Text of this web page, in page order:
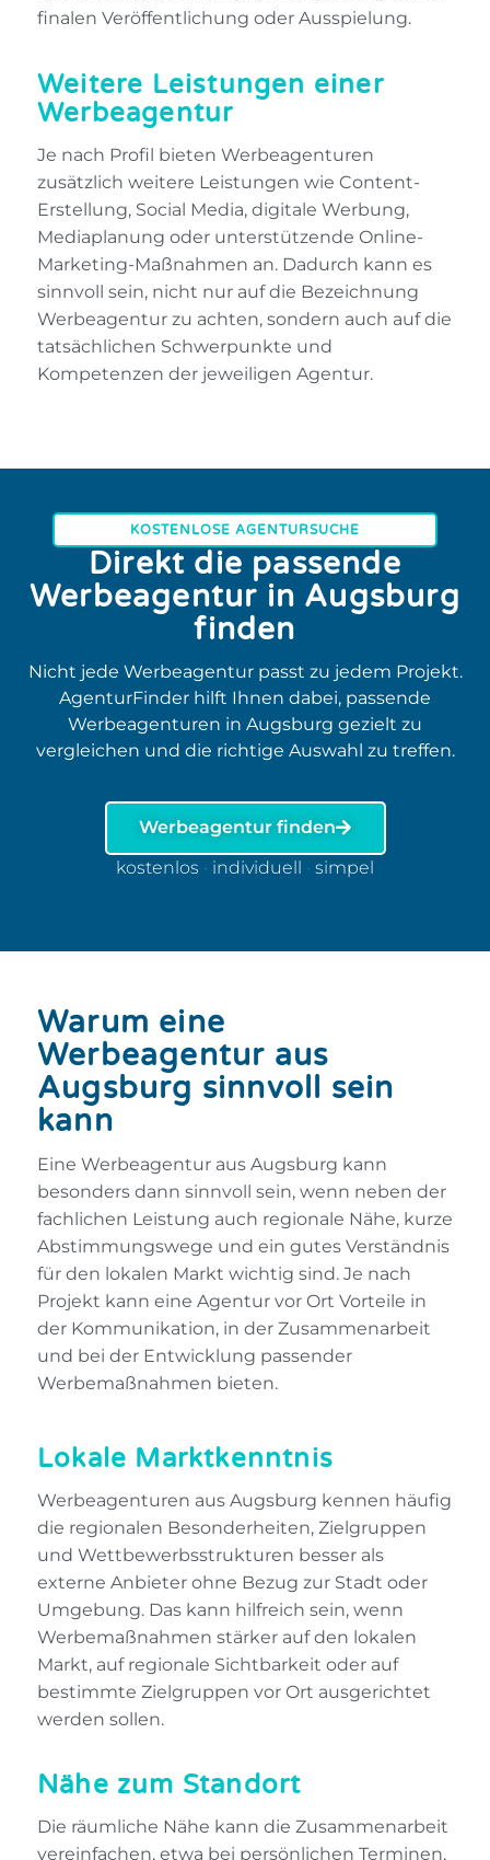
finalen Veröffentlichung oder Ausspielung.
Weitere Leistungen einer
Werbeagentur
Je nach Profil bieten Werbeagenturen
zusätzlich weitere Leistungen wie Content-
Erstellung, Social Media, digitale Werbung,
Mediaplanung oder unterstützende Online-
Marketing-Maßnahmen an. Dadurch kann es
sinnvoll sein, nicht nur auf die Bezeichnung
Werbeagentur zu achten, sondern auch auf die
tatsächlichen Schwerpunkte und
Kompetenzen der jeweiligen Agentur.
KOSTENLOSE AGENTURSUCHE
Direkt die passende
Werbeagentur in Augsburg
finden
Nicht jede Werbeagentur passt zu jedem Projekt.
AgenturFinder hilft Ihnen dabei, passende
Werbeagenturen in Augsburg gezielt zu
vergleichen und die richtige Auswahl zu treffen.
Werbeagentur finden
kostenlos · individuell · simpel
Warum eine
Werbeagentur aus
Augsburg sinnvoll sein
kann
Eine Werbeagentur aus Augsburg kann
besonders dann sinnvoll sein, wenn neben der
fachlichen Leistung auch regionale Nähe, kurze
Abstimmungswege und ein gutes Verständnis
für den lokalen Markt wichtig sind. Je nach
Projekt kann eine Agentur vor Ort Vorteile in
der Kommunikation, in der Zusammenarbeit
und bei der Entwicklung passender
Werbemaßnahmen bieten.
Lokale Marktkenntnis
Werbeagenturen aus Augsburg kennen häufig
die regionalen Besonderheiten, Zielgruppen
und Wettbewerbsstrukturen besser als
externe Anbieter ohne Bezug zur Stadt oder
Umgebung. Das kann hilfreich sein, wenn
Werbemaßnahmen stärker auf den lokalen
Markt, auf regionale Sichtbarkeit oder auf
bestimmte Zielgruppen vor Ort ausgerichtet
werden sollen.
Nähe zum Standort
Die räumliche Nähe kann die Zusammenarbeit
vereinfachen, etwa bei persönlichen Terminen,